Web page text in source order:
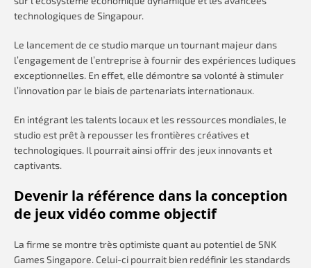
technologiques de Singapour.
Le lancement de ce studio marque un tournant majeur dans
l’engagement de l’entreprise à fournir des expériences ludiques
exceptionnelles. En effet, elle démontre sa volonté à stimuler
l’innovation par le biais de partenariats internationaux.
En intégrant les talents locaux et les ressources mondiales, le
studio est prêt à repousser les frontières créatives et
technologiques. Il pourrait ainsi offrir des jeux innovants et
captivants.
Devenir la référence dans la conception
de jeux vidéo comme objectif
La firme se montre très optimiste quant au potentiel de SNK
Games Singapore. Celui-ci pourrait bien redéfinir les standards